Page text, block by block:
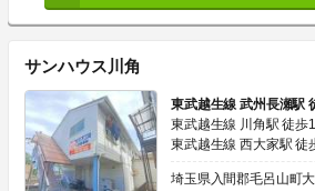
サンハウス川角
東武越生線 武州長瀬駅
東武越生線 川角駅 徒歩
東武越生線 西大家駅 徒
埼玉県入間郡毛呂山町